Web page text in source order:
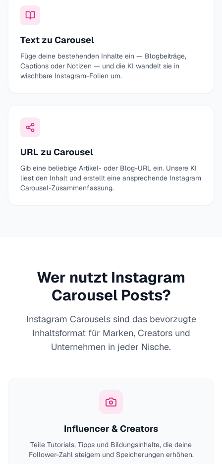
Text zu Carousel
Füge deine bestehenden Inhalte ein — Blogbeiträge,
Captions oder Notizen — und die KI wandelt sie in
wischbare Instagram-Folien um.
URL zu Carousel
Gib eine beliebige Artikel- oder Blog-URL ein. Unsere KI
liest den Inhalt und erstellt eine ansprechende Instagram
Carousel-Zusammenfassung.
Wer nutzt Instagram
Carousel Posts?
Instagram Carousels sind das bevorzugte
Inhaltsformat für Marken, Creators und
Unternehmen in jeder Nische.
Influencer & Creators
Teile Tutorials, Tipps und Bildungsinhalte, die deine
Follower-Zahl steigern und Speicherungen erhöhen.